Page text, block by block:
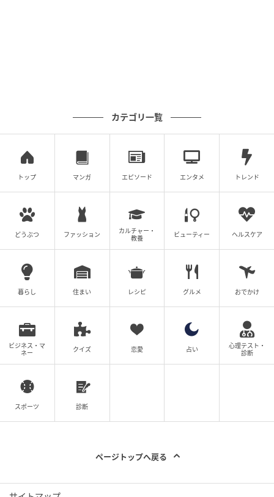
カテゴリ一覧
トップ マンガ エピソード エンタメ トレンド
どうぶつ ファッション
カルチャー・
教養
ビューティー ヘルスケア
暮らし 住まい レシピ グルメ おでかけ
ビジネス・マ
ネー
クイズ 恋愛 占い
心理テスト・
診断
スポーツ 診断
ページトップへ戻る